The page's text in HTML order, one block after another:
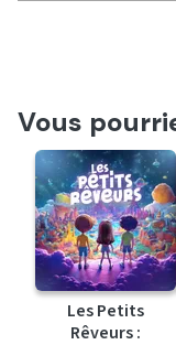
Vous
Les Petits
Rêveurs :